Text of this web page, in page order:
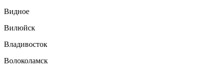
Видное
Вилюйск
Владивосток
Волоколамск